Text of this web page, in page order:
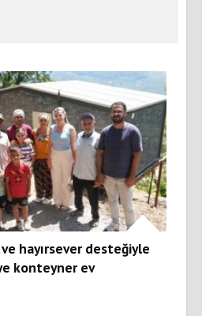
hayırsever desteğiyle
konteyner ev